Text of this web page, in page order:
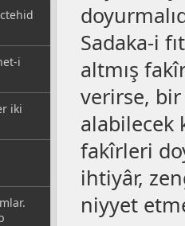
i
iki
Sadaka-i
altmış
verirse,
alabilecek
fakîrleri
ihtiyâr,
niyyet